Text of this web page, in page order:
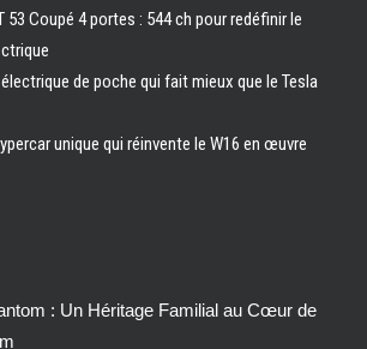
53 Coupé 4 portes : 544 ch pour redéfinir le
de poche qui fait mieux que le Tesla
unique qui réinvente le W16 en œuvre
: Un Héritage Familial au Cœur de